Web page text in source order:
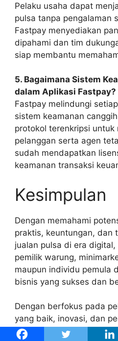
Pelaku usaha dapat
pulsa tanpa pengalaman
Fastpay menyediakan
dipahami dan tim
siap membantu
5. Bagaimana Sistem
dalam Aplikasi Fastpay?
Fastpay melindungi
sistem keamanan
protokol terenkripsi untuk
pelanggan serta agen
sudah mendapatkan
keamanan transaksi
Kesimpulan
Dengan memahami
praktis, keuntungan, dan
jualan pulsa di era
pemilik warung,
maupun individu pemula
bisnis yang sukses dan
Dengan berfokus pada
yang baik, inovasi, dan
menerus, Anda dapat